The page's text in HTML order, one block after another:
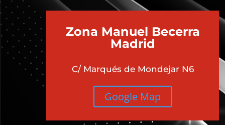
Zona Manuel Becerra
Madrid
C/ Marqués de Mondejar N6
Google Map